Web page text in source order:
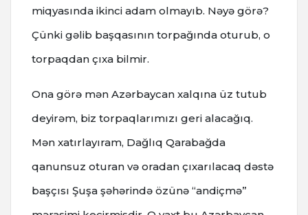
miqyasında ikinci adam olmayıb. Nəyə görə?
Çünki gəlib başqasının torpağında oturub, o
torpaqdan çıxa bilmir.
Ona görə mən Azərbaycan xalqına üz tutub
deyirəm, biz torpaqlarımızı geri alacağıq.
Mən xatırlayıram, Dağlıq Qarabağda
qanunsuz oturan və oradan çıxarılacaq dəstə
başçısı Şuşa şəhərində özünə “andiçmə”